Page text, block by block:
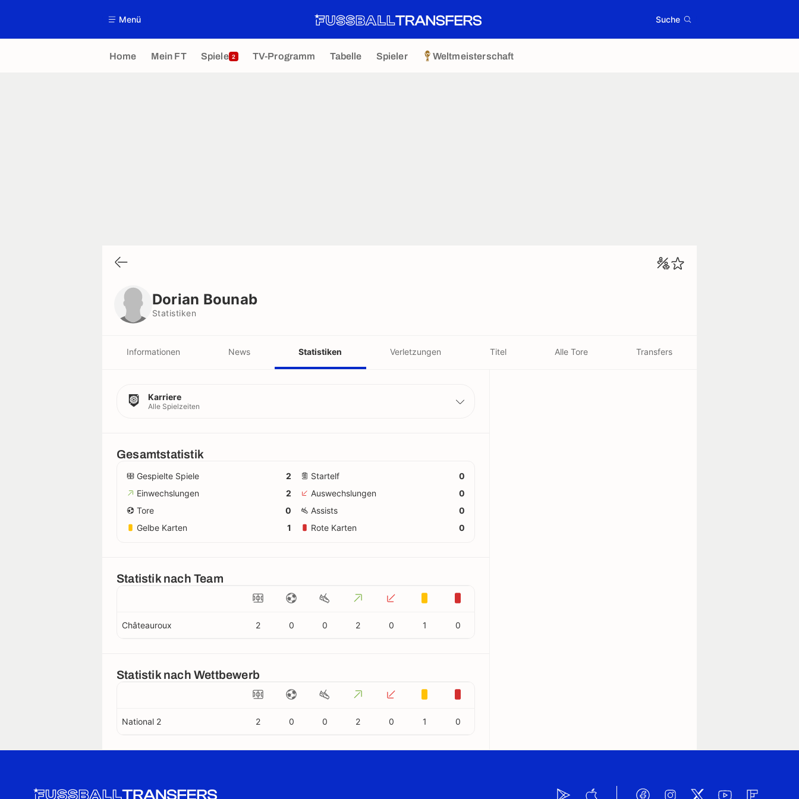
Menü Suche
Home Mein FT Spiele 2 TV-Programm Tabelle Spieler Weltmeisterschaft
Dorian Bounab
Statistiken
Informationen News Statistiken Verletzungen Titel Alle Tore Transfers
Karriere
Alle Spielzeiten
Gesamtstatistik
Gespielte Spiele 2 Startelf
0
Einwechslungen
2 Auswechslungen
0
Tore
0 Assists
0
Gelbe Karten
1 Rote Karten 0
Statistik nach Team
Châteauroux 2 0 0 2 0 1 0
Statistik nach Wettbewerb
National 2 2 0 0 2 0 1 0